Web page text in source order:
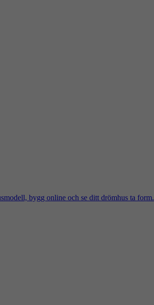
bygg online och se ditt drömhus ta form.